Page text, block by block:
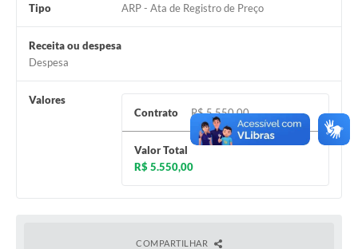
Tipo ARP - Ata de Registro de Preço
Receita ou despesa
Despesa
Valores
Contrato
R$ 5.550,00
Valor Total
R$ 5.550,00
COMPARTILHAR